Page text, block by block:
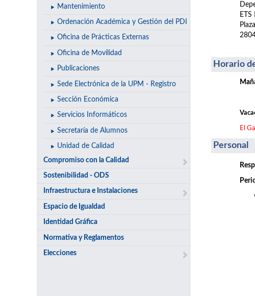
Mantenimiento
Ordenación Académica y Gestión del PDI
Oficina de Prácticas Externas
Oficina de Movilidad
Publicaciones
Sede Electrónica de la UPM - Registro
Sección Económica
Servicios Informáticos
Secretaría de Alumnos
Unidad de Calidad
Compromiso con la Calidad
Sostenibilidad - ODS
Infraestructura e Instalaciones
Espacio de Igualdad
Identidad Gráfica
Normativa y Reglamentos
Elecciones
Horario
El
Personal